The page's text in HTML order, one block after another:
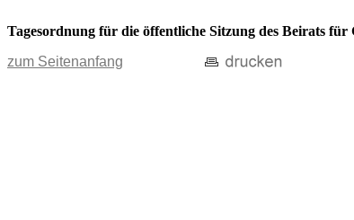
Tagesordnung für die öffentliche Sitzung des Beirats
zum Seitenanfang